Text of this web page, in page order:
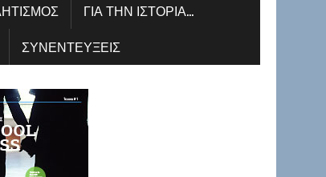
ΓΙΑ ΤΗΝ ΙΣΤΟΡΊΑ…
ΣΥΝΕΝΤΕΎΞΕΙΣ